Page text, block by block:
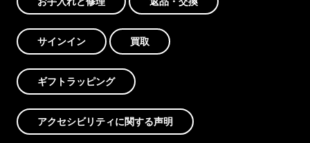
サインイン 買取
ギフトラッピング
アクセシビリティに関する声明